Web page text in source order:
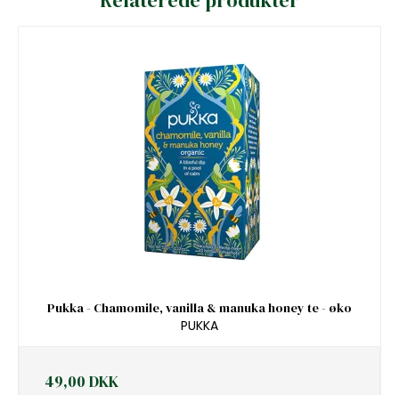
Pukka - Chamomile, vanilla & manuka honey te - øko
PUKKA
49,00 DKK